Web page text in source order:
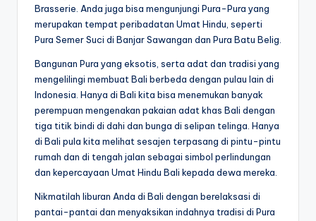
Brasserie. Anda juga bisa mengunjungi Pura-Pura yang
merupakan tempat peribadatan Umat Hindu, seperti
Pura Semer Suci di Banjar Sawangan dan Pura Batu Belig.
Bangunan Pura yang eksotis, serta adat dan tradisi yang
mengelilingi membuat Bali berbeda dengan pulau lain di
Indonesia. Hanya di Bali kita bisa menemukan banyak
perempuan mengenakan pakaian adat khas Bali dengan
tiga titik bindi di dahi dan bunga di selipan telinga. Hanya
di Bali pula kita melihat sesajen terpasang di pintu-pintu
rumah dan di tengah jalan sebagai simbol perlindungan
dan kepercayaan Umat Hindu Bali kepada dewa mereka.
Nikmatilah liburan Anda di Bali dengan berelaksasi di
pantai-pantai dan menyaksikan indahnya tradisi di Pura